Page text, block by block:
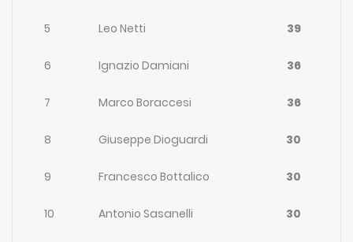
5 Leo Netti 39
6 Ignazio Damiani 36
7 Marco Boraccesi 36
8 Giuseppe Dioguardi 30
9 Francesco Bottalico 30
10 Antonio Sasanelli 30